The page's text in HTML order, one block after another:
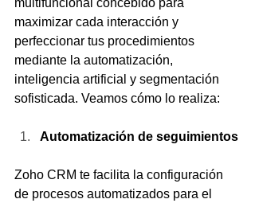
multifuncional concebido para
maximizar cada interacción y
perfeccionar tus procedimientos
mediante la automatización,
inteligencia artificial y segmentación
sofisticada. Veamos cómo lo realiza:
Automatización de seguimientos
Zoho CRM te facilita la configuración
de procesos automatizados para el